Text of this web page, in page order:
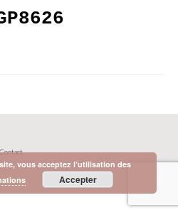
Contact
vous acceptez l’utilisation des
Accepter